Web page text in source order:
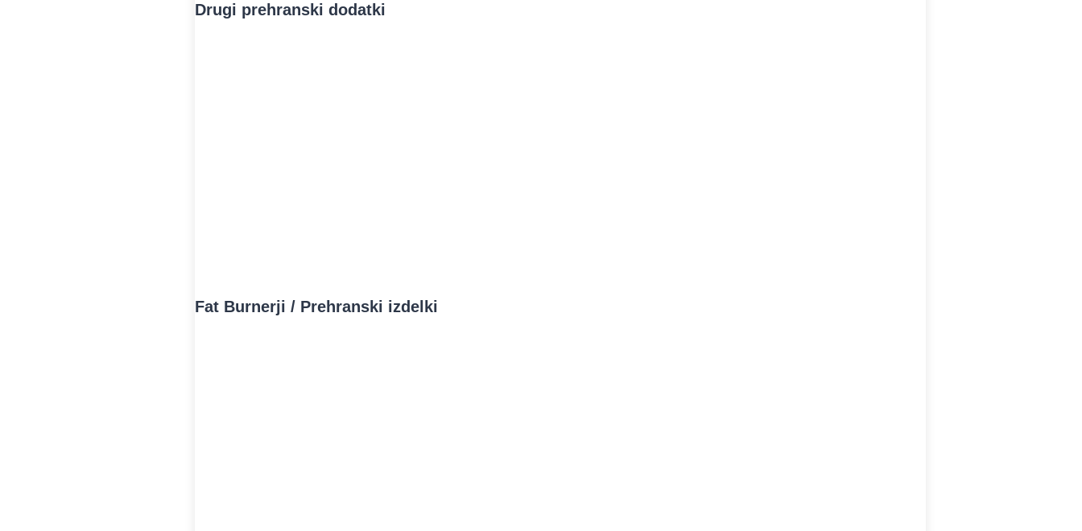
Drugi prehranski dodatki
Fat Burnerji / Prehranski izdelki